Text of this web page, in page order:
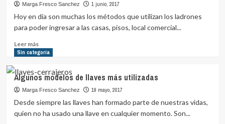
debemos
tener
una
de
repuesto
el
vehículo
Marga Fresco Sanchez 1 junio, 2017
Hoy en día son muchas los métodos que utilizan los ladrones
para poder ingresar a las casas, pisos, local comercial...
Leer másLeer
más
El
método
más
moderno
para
Sin categoría
Algunos modelos de llaves más utilizadas
Marga Fresco Sanchez 19 mayo, 2017
Desde siempre las llaves han formado parte de nuestras vidas,
quien no ha usado una llave en cualquier momento. Son...